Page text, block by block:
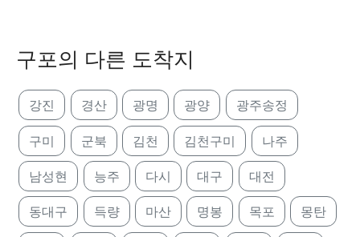
구포의 다른 도착지
강진 경산 광명 광양 광주송정
구미 군북 김천 김천구미 나주
남성현 능주 다시 대구 대전
동대구 득량 마산 명봉 목포 몽탄